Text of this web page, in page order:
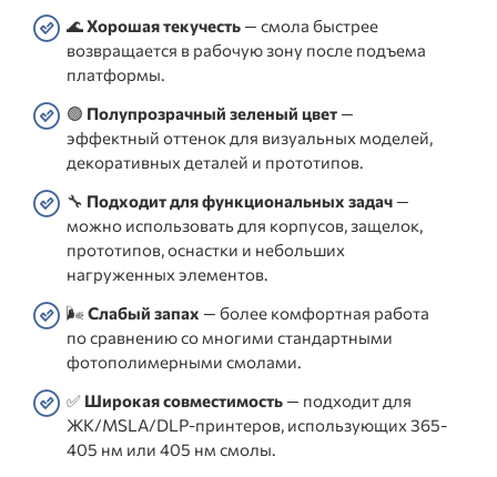
🌊Хорошая текучесть — смола быстрее
возвращается в рабочую зону после подъема
платформы.
🟢 Полупрозрачный зеленый цвет —
эффектный оттенок для визуальных моделей,
декоративных деталей и прототипов.
🔧 Подходит для функциональных задач —
можно использовать для корпусов, защелок,
прототипов, оснастки и небольших
нагруженных элементов.
🌬️ Слабый запах — более комфортная работа
по сравнению со многими стандартными
фотополимерными смолами.
✅ Широкая совместимость — подходит для
ЖК/MSLA/DLP-принтеров, использующих 365-
405 нм или 405 нм смолы.